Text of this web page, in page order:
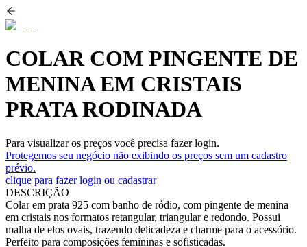
COLAR COM PINGENTE DE
MENINA EM CRISTAIS
PRATA RODINADA
Para visualizar os preços você precisa fazer login.
Protegemos seu negócio não exibindo os preços sem um cadastro
prévio.
clique para fazer login ou cadastrar
DESCRIÇÃO
Colar em prata 925 com banho de ródio, com pingente de menina
em cristais nos formatos retangular, triangular e redondo. Possui
malha de elos ovais, trazendo delicadeza e charme para o acessório.
Perfeito para composições femininas e sofisticadas.